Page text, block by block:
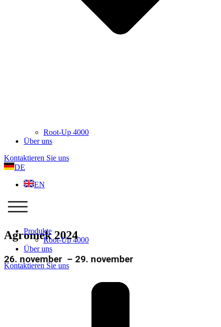
Root-Up 4000
Über uns
Kontaktieren Sie uns
DE
EN
Produkte
Root-Up 4000
Über uns
Kontaktieren Sie uns
Agromek 2024
26. november – 29. november